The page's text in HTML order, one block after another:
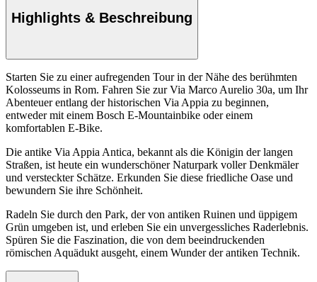
Highlights & Beschreibung
Starten Sie zu einer aufregenden Tour in der Nähe des berühmten
Kolosseums in Rom. Fahren Sie zur Via Marco Aurelio 30a, um Ihr
Abenteuer entlang der historischen Via Appia zu beginnen,
entweder mit einem Bosch E-Mountainbike oder einem
komfortablen E-Bike.
Die antike Via Appia Antica, bekannt als die Königin der langen
Straßen, ist heute ein wunderschöner Naturpark voller Denkmäler
und versteckter Schätze. Erkunden Sie diese friedliche Oase und
bewundern Sie ihre Schönheit.
Radeln Sie durch den Park, der von antiken Ruinen und üppigem
Grün umgeben ist, und erleben Sie ein unvergessliches Raderlebnis.
Spüren Sie die Faszination, die von dem beeindruckenden
römischen Aquädukt ausgeht, einem Wunder der antiken Technik.